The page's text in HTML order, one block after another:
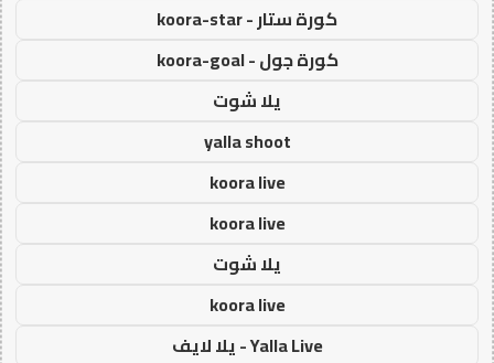
كورة ستار - koora-star
كورة جول - koora-goal
يلا شوت
yalla shoot
koora live
koora live
يلا شوت
koora live
Yalla Live - يلا لايف